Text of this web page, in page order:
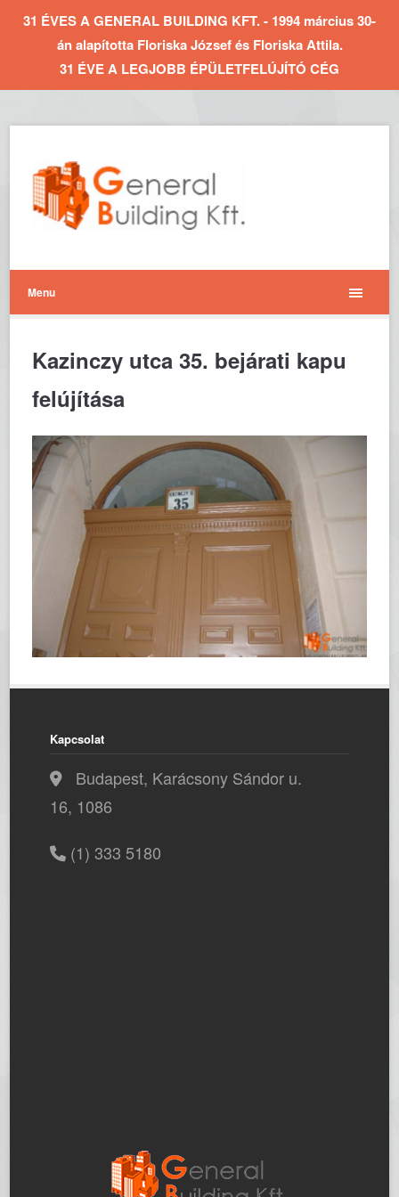
31 ÉVES A GENERAL BUILDING KFT. - 1994 március 30-
án alapította Floriska József és Floriska Attila.
31 ÉVE A LEGJOBB ÉPÜLETFELÚJÍTÓ CÉG
Menu
Kazinczy utca 35. bejárati kapu
felújítása
Kapcsolat
Budapest, Karácsony Sándor u.
16, 1086
(1) 333 5180